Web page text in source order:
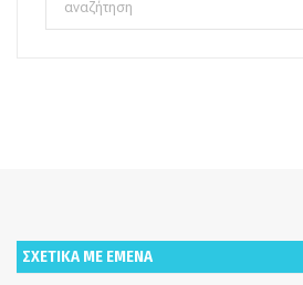
for:
ΣΧΕΤΙΚΑ ΜΕ ΕΜΕΝΑ